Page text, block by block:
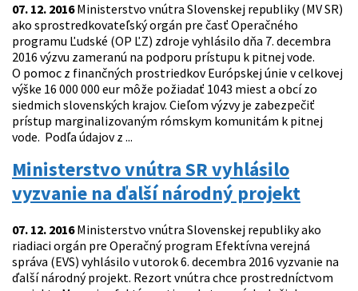
07. 12. 2016Ministerstvo vnútra Slovenskej republiky (MV SR)
ako sprostredkovateľský orgán pre časť Operačného
programu Ľudské (OP ĽZ) zdroje vyhlásilo dňa 7. decembra
2016 výzvu zameranú na podporu prístupu k pitnej vode.
O pomoc z finančných prostriedkov Európskej únie v celkovej
výške 16 000 000 eur môže požiadať 1043 miest a obcí zo
siedmich slovenských krajov. Cieľom výzvy je zabezpečiť
prístup marginalizovaným rómskym komunitám k pitnej
vode. Podľa údajov z ...
Ministerstvo vnútra SR vyhlásilo
vyzvanie na ďalší národný projekt
07. 12. 2016Ministerstvo vnútra Slovenskej republiky ako
riadiaci orgán pre Operačný program Efektívna verejná
správa (EVS) vyhlásilo v utorok 6. decembra 2016 vyzvanie na
ďalší národný projekt. Rezort vnútra chce prostredníctvom